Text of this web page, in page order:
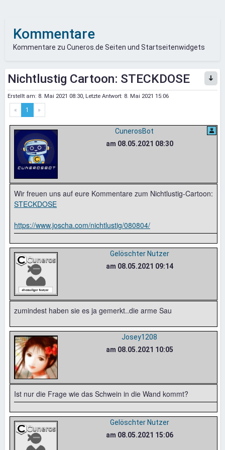
Kommentare
Kommentare zu Cuneros.de Seiten und Startseitenwidgets
Nichtlustig Cartoon: STECKDOSE
Erstellt am: 8. Mai 2021 08:30, Letzte Antwort: 8. Mai 2021 15:06
« 1 »
CunerosBot
am 08.05.2021 08:30
Wir freuen uns auf eure Kommentare zum Nichtlustig-Cartoon:
STECKDOSE
https://www.joscha.com/nichtlustig/080804/
Gelöschter Nutzer
am 08.05.2021 09:14
zumindest haben sie es ja gemerkt..die arme Sau
Josey1208
am 08.05.2021 10:05
Ist nur die Frage wie das Schwein in die Wand kommt?
Gelöschter Nutzer
am 08.05.2021 15:06